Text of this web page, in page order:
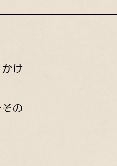
け
の